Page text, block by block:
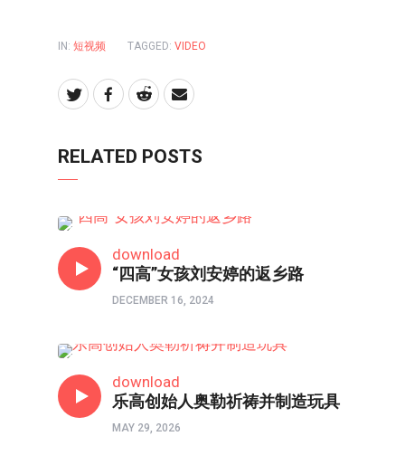
IN: 短视频 TAGGED: VIDEO
RELATED POSTS
download
“四高”女孩刘安婷的返乡路
DECEMBER 16, 2024
download
乐高创始人奥勒祈祷并制造玩具
MAY 29, 2026